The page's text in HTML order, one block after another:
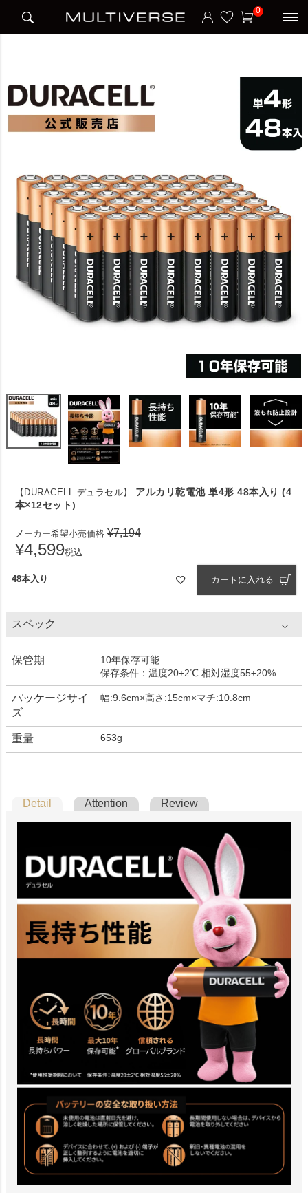
0
アルカリ乾電池 単4形 48本入り (4本×12セット)
【DURACELL デュラセル】
アルカリ乾電池 単4形 48本入り (4
本×12セット)
メーカー希望小売価格 ¥7,194
¥4,599税込
48本入り カートに入れる
スペック
保管期
10年保存可能
保存条件：温度20±2℃ 相対湿度55±20%
パッケージサイ
ズ
幅:9.6cm×高さ:15cm×マチ:10.8cm
重量 653g
Detail Attention Review